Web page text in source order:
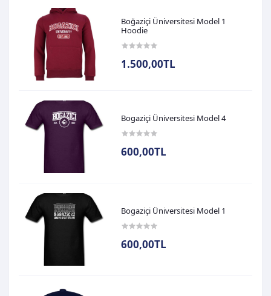
Boğaziçi Üniversitesi Model 1
Hoodie
1.500,00TL
Bogaziçi Üniversitesi Model 4
600,00TL
Bogaziçi Üniversitesi Model 1
600,00TL